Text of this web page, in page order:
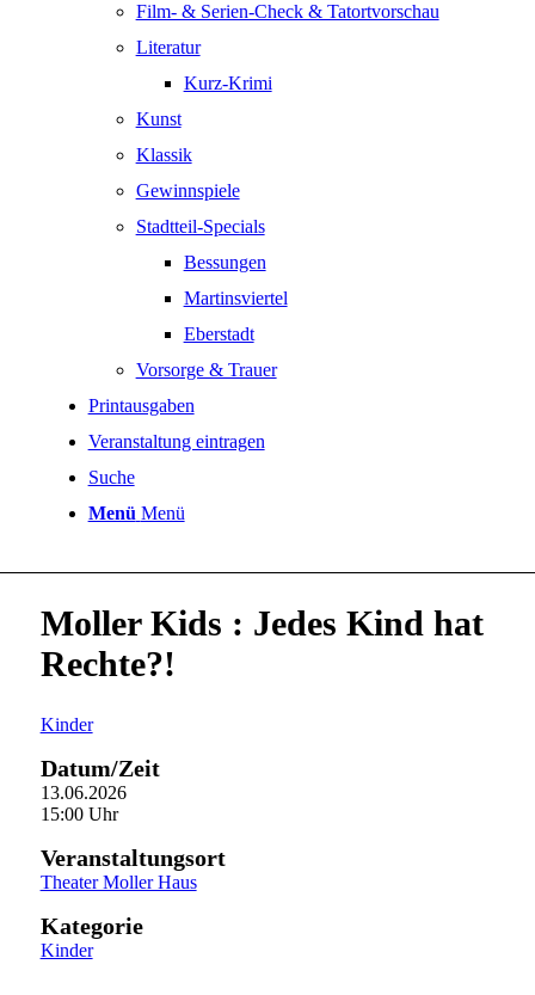
Film- & Serien-Check & Tatortvorschau
Literatur
Kurz-Krimi
Kunst
Klassik
Gewinnspiele
Stadtteil-Specials
Bessungen
Martinsviertel
Eberstadt
Vorsorge & Trauer
Printausgaben
Veranstaltung eintragen
Suche
Menü Menü
Moller Kids : Jedes Kind hat
Rechte?!
Kinder
Datum/Zeit
13.06.2026
15:00 Uhr
Veranstaltungsort
Theater Moller Haus
Kategorie
Kinder